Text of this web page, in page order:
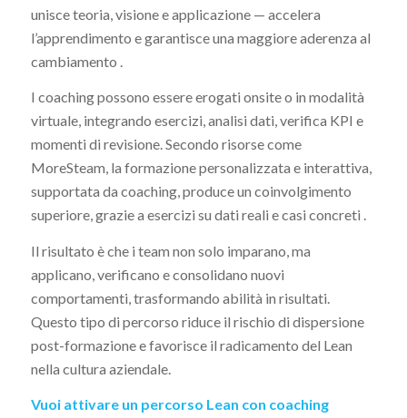
unisce teoria, visione e applicazione — accelera
l’apprendimento e garantisce una maggiore aderenza al
cambiamento .
I coaching possono essere erogati onsite o in modalità
virtuale, integrando esercizi, analisi dati, verifica KPI e
momenti di revisione. Secondo risorse come
MoreSteam, la formazione personalizzata e interattiva,
supportata da coaching, produce un coinvolgimento
superiore, grazie a esercizi su dati reali e casi concreti .
Il risultato è che i team non solo imparano, ma
applicano, verificano e consolidano nuovi
comportamenti, trasformando abilità in risultati.
Questo tipo di percorso riduce il rischio di dispersione
post-formazione e favorisce il radicamento del Lean
nella cultura aziendale.
Vuoi attivare un percorso Lean con coaching